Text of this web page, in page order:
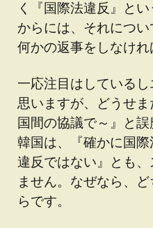
く『国際法違反』と
からには、それにつ
何かの返事をしなけれ
一応注目はしている
思いますが、どうせ
国間の協議で～』と
韓国は、『確かに国
違反ではない』とも
ません。なぜなら、
らです。